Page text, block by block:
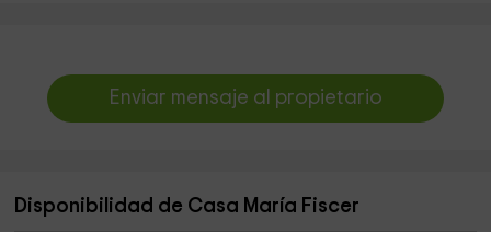
Enviar mensaje al propietario
Disponibilidad de Casa María Fiscer